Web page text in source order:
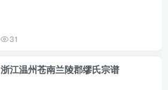
31
浙江温州苍南兰陵郡缪氏宗谱